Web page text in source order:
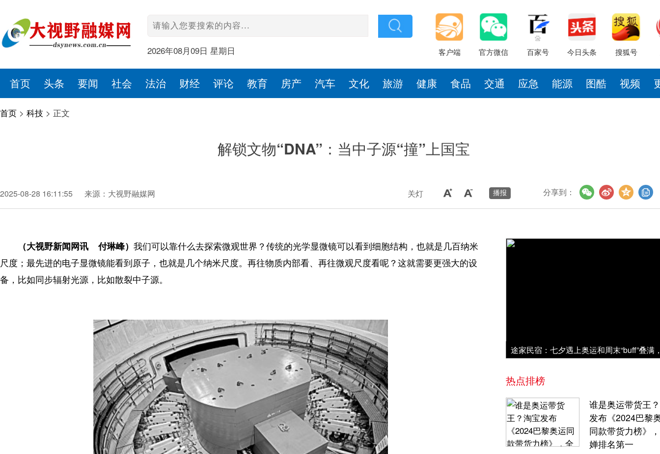
2026年08月09日 星期日 客户端 官方微信 百家号 今日头条 搜狐号
首页 头条 要闻 社会 法治 财经 评论 教育 房产 汽车 文化 旅游 健康 食品 交通 应急 能源 图酷 视频
首页 > 科技 > 正文
解锁文物“DNA”：当中子源“撞”上国宝
2025-08-28 16:11:55 来源：大视野融媒网 关灯 分享到：
（大视野新闻网讯 付琳峰） 我们可以靠什么去探索微观世界？传统的光学显微镜可以看到细胞结构，也就是几百纳米
尺度；最先进的电子显微镜能看到原子，也就是几个纳米尺度。再往物质内部看、再往微观尺度看呢？这就需要更强大的设
备，比如同步辐射光源，比如散裂中子源。
热点排榜
谁是奥运带货王
发布《2024巴黎
同款带货力榜》
婵排名第一